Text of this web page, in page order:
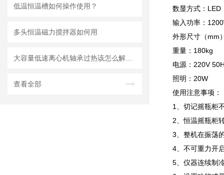
低温恒温槽如何操作使用？
多头恒温磁力搅拌器如何用
查看全部
数显方式：LED
输入功率：
外形尺寸（mm
重量：180kg
电源：220V
照明：20W
使用注意事项：
1、切记摇瓶柜
2、恒温摇瓶柜
3、整机在振荡
4、不可重力开
5、仪器连续制